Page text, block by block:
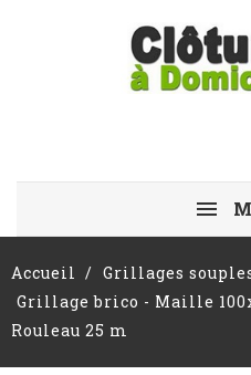
Accueil Grillages
Grillage brico - Maille
Rouleau 25 m